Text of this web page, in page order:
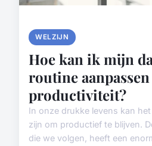
WELZIJN
Hoe kan ik mijn
routine
productiviteit?
In onze drukke levens kan
zijn om productief te blijven.
die we volgen, heeft een